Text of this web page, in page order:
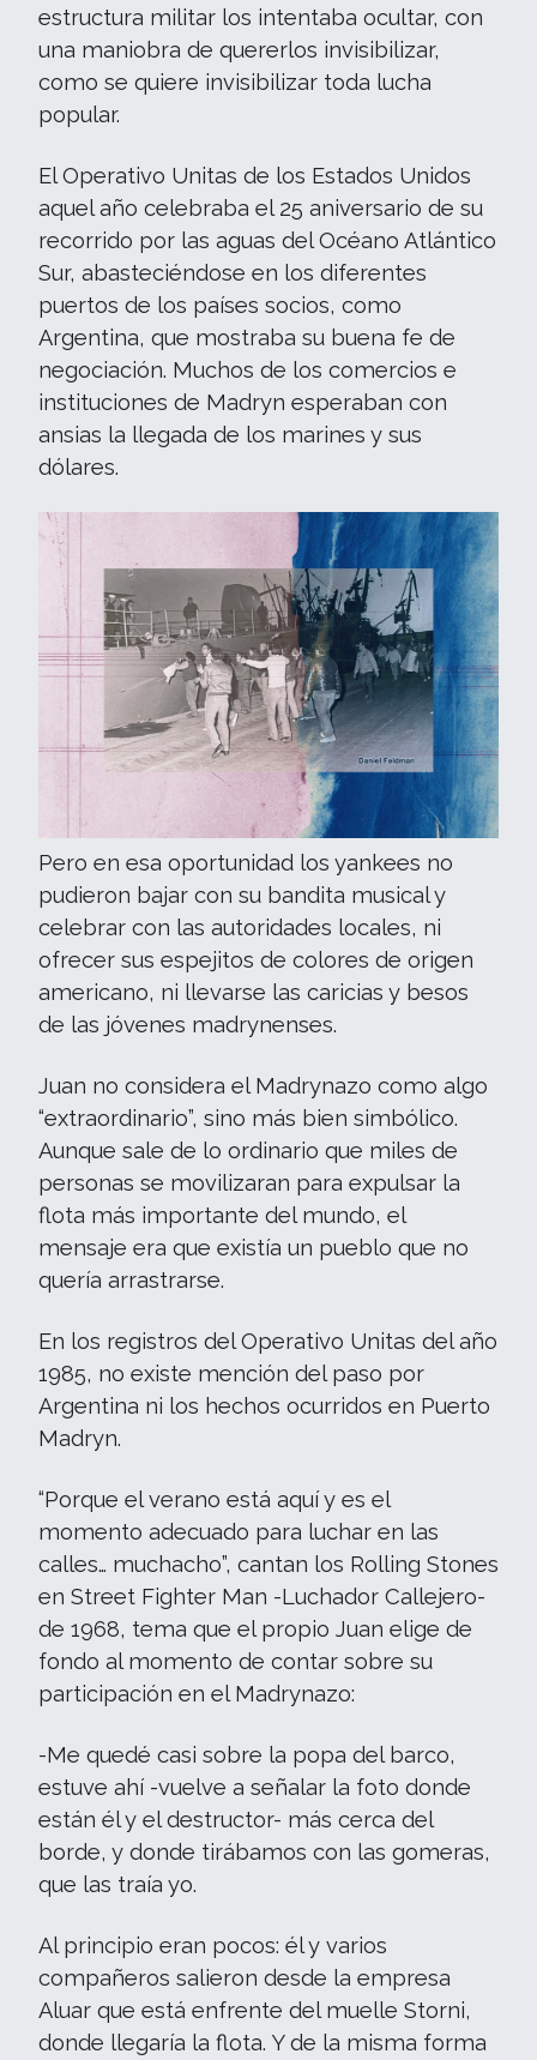
estructura militar los intentaba ocultar, con
una maniobra de quererlos invisibilizar,
como se quiere invisibilizar toda lucha
popular.
El Operativo Unitas de los Estados Unidos
aquel año celebraba el 25 aniversario de su
recorrido por las aguas del Océano Atlántico
Sur, abasteciéndose en los diferentes
puertos de los países socios, como
Argentina, que mostraba su buena fe de
negociación. Muchos de los comercios e
instituciones de Madryn esperaban con
ansias la llegada de los marines y sus
dólares.
Pero en esa oportunidad los yankees no
pudieron bajar con su bandita musical y
celebrar con las autoridades locales, ni
ofrecer sus espejitos de colores de origen
americano, ni llevarse las caricias y besos
de las jóvenes madrynenses.
Juan no considera el Madrynazo como algo
“extraordinario”, sino más bien simbólico.
Aunque sale de lo ordinario que miles de
personas se movilizaran para expulsar la
flota más importante del mundo, el
mensaje era que existía un pueblo que no
quería arrastrarse.
En los registros del Operativo Unitas del año
1985, no existe mención del paso por
Argentina ni los hechos ocurridos en Puerto
Madryn.
“Porque el verano está aquí y es el
momento adecuado para luchar en las
calles… muchacho”, cantan los Rolling Stones
en Street Fighter Man -Luchador Callejero-
de 1968, tema que el propio Juan elige de
fondo al momento de contar sobre su
participación en el Madrynazo:
-Me quedé casi sobre la popa del barco,
estuve ahí -vuelve a señalar la foto donde
están él y el destructor- más cerca del
borde, y donde tirábamos con las gomeras,
que las traía yo.
Al principio eran pocos: él y varios
compañeros salieron desde la empresa
Aluar que está enfrente del muelle Storni,
donde llegaría la flota. Y de la misma forma